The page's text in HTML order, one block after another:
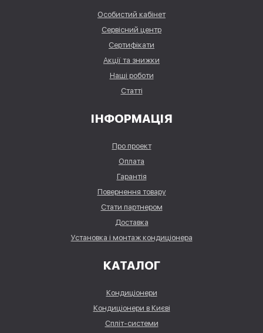
Особистий кабінет
Сервісний центр
Сертифікати
Акції та знижки
Наші роботи
Статті
ІНФОРМАЦІЯ
Про проект
Оплата
Гарантія
Повернення товару
Стати партнером
Доставка
Установка і монтаж кондиціонера
КАТАЛОГ
Кондиціонери
Кондиціонери в Києві
Спліт-системи